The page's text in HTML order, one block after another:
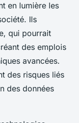
en lumière les
Ils
qui pourrait
des emplois
avancées.
des risques liés
des données